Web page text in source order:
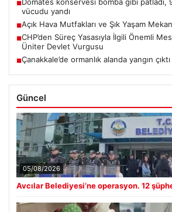
■
vücudu yandı
■Açık Hava Mutfakları ve Şık Yaşam
■CHP’den Süreç Yasasıyla İlgili Önemli
Üniter Devlet Vurgusu
■Çanakkale’de ormanlık alanda yangın çıktı
Güncel
05/08/2026
Avcılar Belediyesi’ne operasyon. 12